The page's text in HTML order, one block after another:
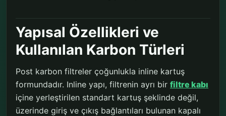
Yapısal Özellikleri ve
Kullanılan Karbon Türleri
Post karbon filtreler çoğunlukla inline kartuş
formundadır. Inline yapı, filtrenin ayrı bir filtre kabı
içine yerleştirilen standart kartuş şeklinde değil,
üzerinde giriş ve çıkış bağlantıları bulunan kapalı